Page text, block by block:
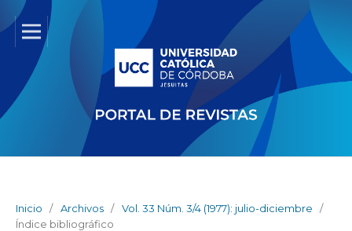
Inicio / Archivos / Vol. 33 Núm. 3/4 (1977): julio-diciembre
/
Índice bibliográfico